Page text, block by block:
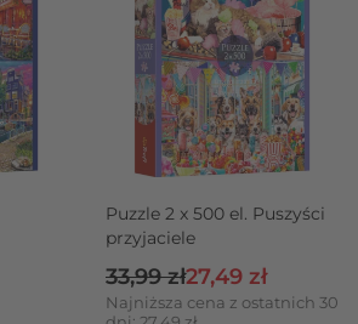
Puzzle 2 x 500 el. Puszyści
przyjaciele
Cena promocyjna
27,49 zł
Cena regularna
33,99 zł
Najniższa cena z ostatnich 30